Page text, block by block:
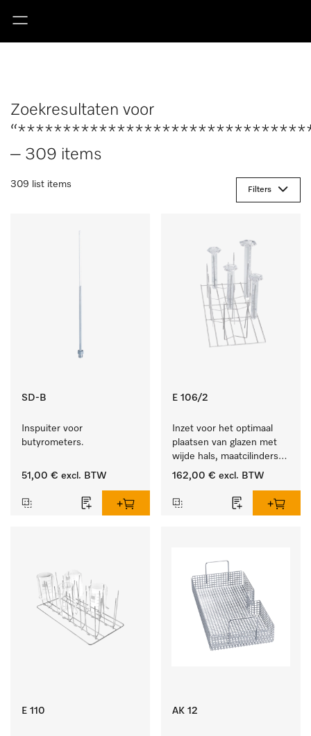
Zoekresultaten voor
– 309 items
309 list items
Filters
SD-B
Inspuiter voor
butyrometers.
51,00 € excl. BTW
E 106/2
Inzet voor het optimaal
plaatsen van glazen met
wijde hals, maatcilinders
enz.
162,00 € excl. BTW
E 110 AK 12